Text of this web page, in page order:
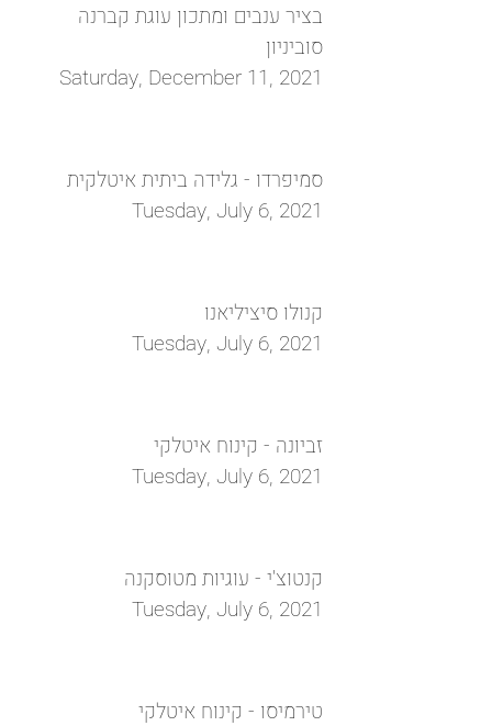
בציר ענבים ומתכון עוגת קברנה
סוביניון
Saturday, December 11, 2021
סמיפרדו - גלידה ביתית איטלקית
Tuesday, July 6, 2021
קנולו סיציליאנו
Tuesday, July 6, 2021
זביונה - קינוח איטלקי
Tuesday, July 6, 2021
קנטוצ'י - עוגיות מטוסקנה
Tuesday, July 6, 2021
טירמיסו - קינוח איטלקי